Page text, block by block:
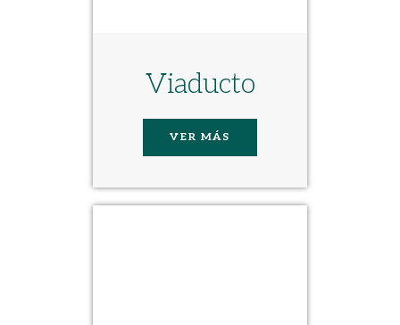
Viaducto
VER MÁS